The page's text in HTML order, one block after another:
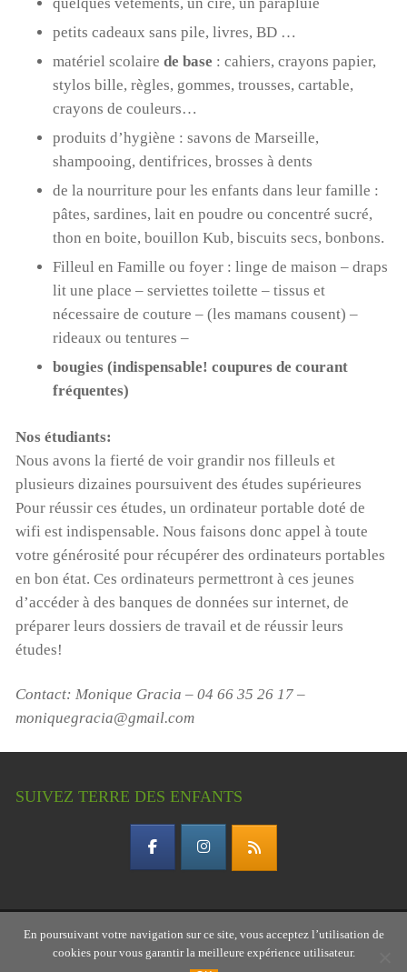
petits cadeaux sans pile, livres, BD …
matériel scolaire de base : cahiers, crayons papier,
stylos bille, règles, gommes, trousses, cartable,
crayons de couleurs…
produits d’hygiène : savons de Marseille,
shampooing, dentifrices, brosses à dents
de la nourriture pour les enfants dans leur famille :
pâtes, sardines, lait en poudre ou concentré sucré,
thon en boite, bouillon Kub, biscuits secs, bonbons.
Filleul en Famille ou foyer : linge de maison – draps
lit une place – serviettes toilette – tissus et
nécessaire de couture – (les mamans cousent) –
rideaux ou tentures –
bougies (indispensable! coupures de courant
fréquentes)
Nos étudiants:
Nous avons la fierté de voir grandir nos filleuls et
plusieurs dizaines poursuivent des études supérieures
Pour réussir ces études, un ordinateur portable doté de
wifi est indispensable. Nous faisons donc appel à toute
votre générosité pour récupérer des ordinateurs portables
en bon état. Ces ordinateurs permettront à ces jeunes
d’accéder à des banques de données sur internet, de
préparer leurs dossiers de travail et de réussir leurs
études!
Contact: Monique Gracia – 04 66 35 26 17 –
moniquegracia@gmail.com
SUIVEZ TERRE DES ENFANTS
Copyright © 2026 Terre des enfants – association
gardoise
En poursuivant votre navigation sur ce site, vous acceptez l’utilisation de
cookies pour vous garantir la meilleure expérience utilisateur.